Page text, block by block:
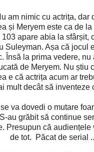
am nimic cu actrița, dar
și Meryem este ca de la
apare abia la sfârșit,
Suleyman. Așa că jocul
Însă la prima vedere, nu
de Meryem. Nu știu
e că actrița acum ar
mult decât să inventeze
va dovedi o mutare
au grăbit să continue
Presupun că audiențele
de tot. Păcat de serial